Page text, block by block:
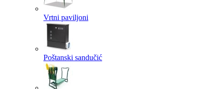
Vrtni paviljoni
Poštanski sandučić